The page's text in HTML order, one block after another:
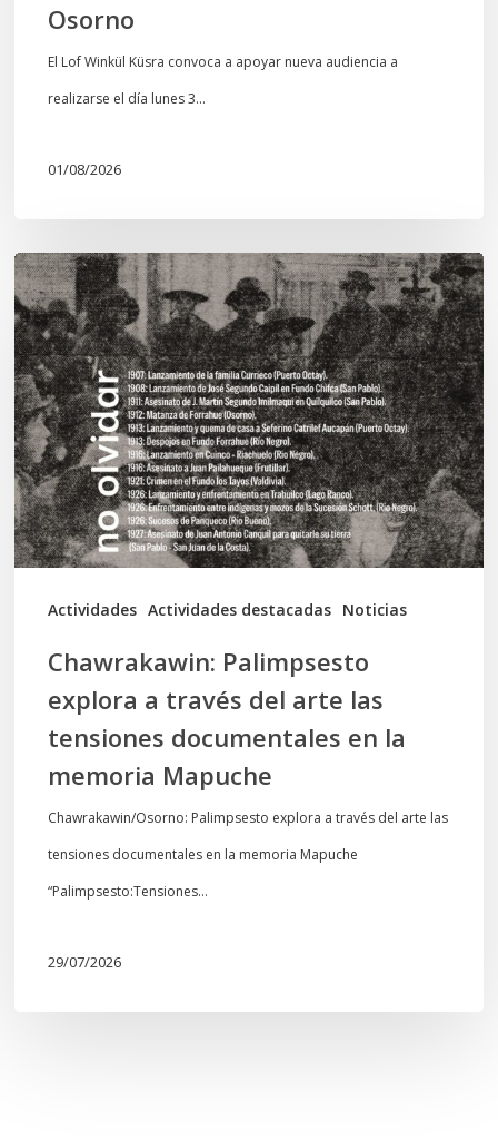
Osorno
El Lof Winkül Küsra convoca a apoyar nueva audiencia a
realizarse el día lunes 3…
01/08/2026
Actividades Actividades destacadas Noticias
Chawrakawin:
Palimpsesto
explora
a
través
del
arte
las
tensiones
documentales
memoria
Mapuche
Chawrakawin: Palimpsesto
explora a través del arte las
tensiones documentales en la
memoria Mapuche
Chawrakawin/Osorno: Palimpsesto explora a través del arte las
tensiones documentales en la memoria Mapuche
“Palimpsesto:Tensiones…
29/07/2026